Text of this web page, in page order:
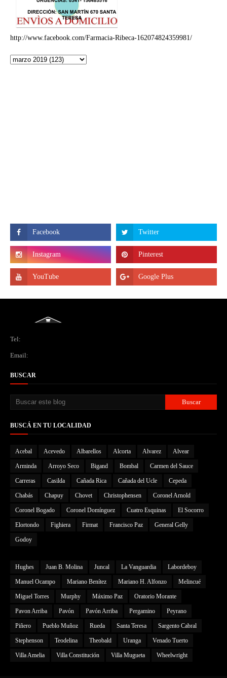
http://www.facebook.com/Farmacia-Ribeca-162074824359981/
Tel:
Email:
BUSCAR
BUSCÁ EN TU LOCALIDAD
Acebal Acevedo Albarellos Alcorta Alvarez Alvear
Arminda Arroyo Seco Bigand Bombal Carmen del Sauce
Carreras Casilda Cañada Rica Cañada del Ucle Cepeda
Chabás Chapuy Chovet Christophensen Coronel Arnold
Coronel Bogado Coronel Domínguez Cuatro Esquinas El Socorro
Elortondo Fighiera Firmat Francisco Paz General Gelly
Godoy
Hughes Juan B. Molina Juncal La Vanguardia Labordeboy
Manuel Ocampo Mariano Benítez Mariano H. Alfonzo Melincué
Miguel Torres Murphy Máximo Paz Oratorio Morante
Pavon Arriba Pavón Pavón Arriba Pergamino Peyrano
Piñero Pueblo Muñoz Rueda Santa Teresa Sargento Cabral
Stephenson Teodelina Theobald Uranga Venado Tuerto
Villa Amelia Villa Constitución Villa Mugueta Wheelwright